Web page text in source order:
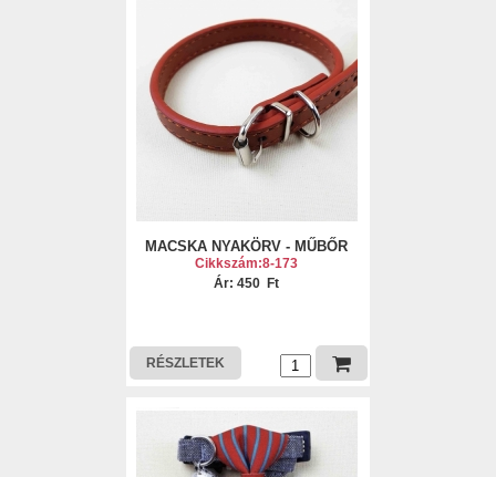
MACSKA NYAKÖRV - MŰBŐR
Cikkszám:8-173
Ár: 450 Ft
RÉSZLETEK